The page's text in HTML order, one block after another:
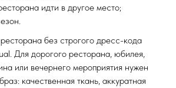
идти в другое место;
без строгого дресс-кода
Для дорогого ресторана, юбилея,
или вечернего мероприятия нужен
качественная ткань, аккуратная